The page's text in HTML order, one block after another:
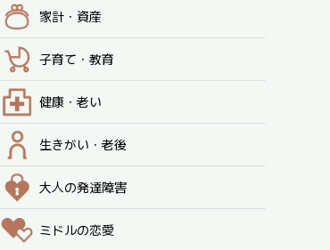
家計・資産
子育て・教育
健康・老い
生きがい・老後
大人の発達障害
ミドルの恋愛